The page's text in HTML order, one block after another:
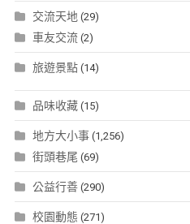
交流天地 (29)
車友交流(2)
旅遊景點(14)
品味收藏(15)
地方大小事(1,256)
街頭巷尾 (69)
公益行善(290)
校園動態 (271)